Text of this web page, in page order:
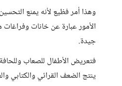
وهذا أمر فظيع لأنه يمنع
الأمور عبارة عن خانات وفراغات
جيدة.
فتعريض الأطفال للصعاب
ينتج الضعف القرائي والكتابي